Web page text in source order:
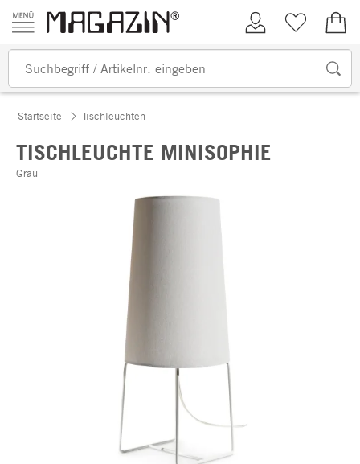
Zum Inhalt springen
Kundenkonto
Merkliste
Startseite Tischleuchten
TISCHLEUCHTE MINISOPHIE
Grau